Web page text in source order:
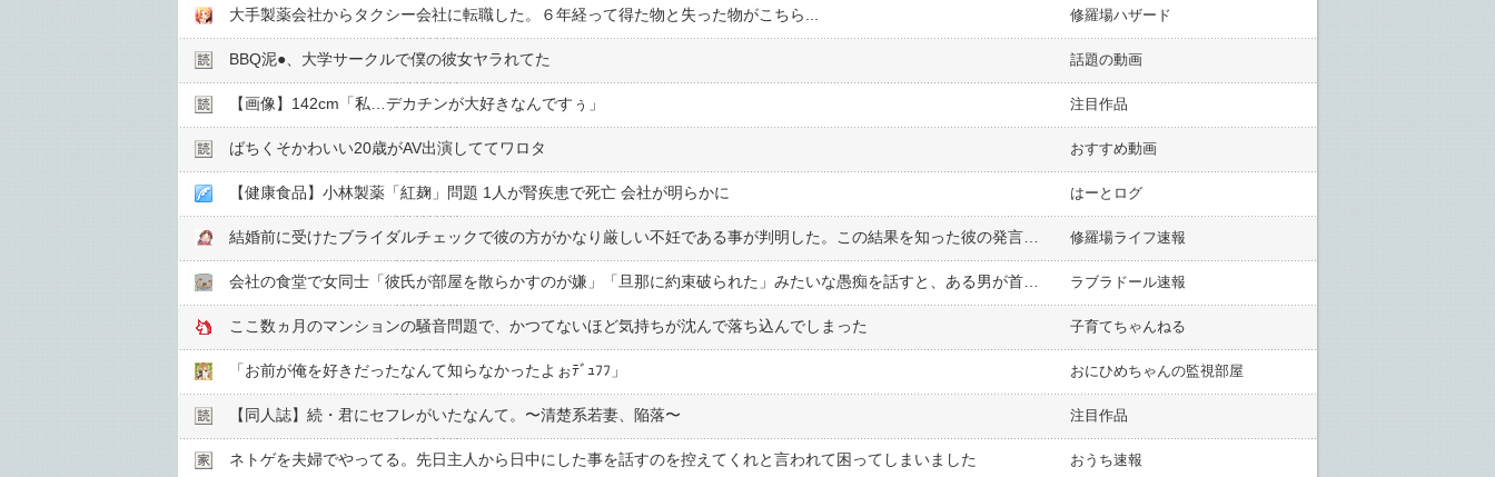
大手製薬会社からタクシー会社に転職した。６年経って得た物と失った物がこちら... 修羅場ハザード
BBQ泥●︎、大学サークルで僕の彼女ヤラれてた 話題の動画
【画像】142cm「私…デカチンが大好きなんですぅ」 注目作品
ばちくそかわいい20歳がAV出演しててワロタ おすすめ動画
【健康食品】小林製薬「紅麹」問題 1人が腎疾患で死亡 会社が明らかに はーとログ
修羅場ライフ速報
ラブラドール速報
ここ数ヵ月のマンションの騒音問題で、かつてないほど気持ちが沈んで落ち込んでしまった 子育てちゃんねる
「お前が俺を好きだったなんて知らなかったよぉﾃﾞｭﾌﾌ」 おにひめちゃんの監視部屋
【同人誌】続・君にセフレがいたなんて。〜清楚系若妻、陥落〜 注目作品
ネトゲを夫婦でやってる。先日主人から日中にした事を話すのを控えてくれと言われて困ってしまいました おうち速報